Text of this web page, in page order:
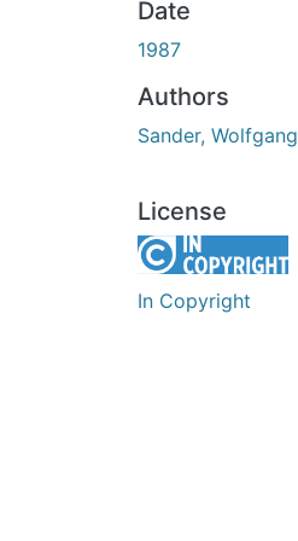
Date
1987
Authors
Sander, Wolfgang
License
In Copyright